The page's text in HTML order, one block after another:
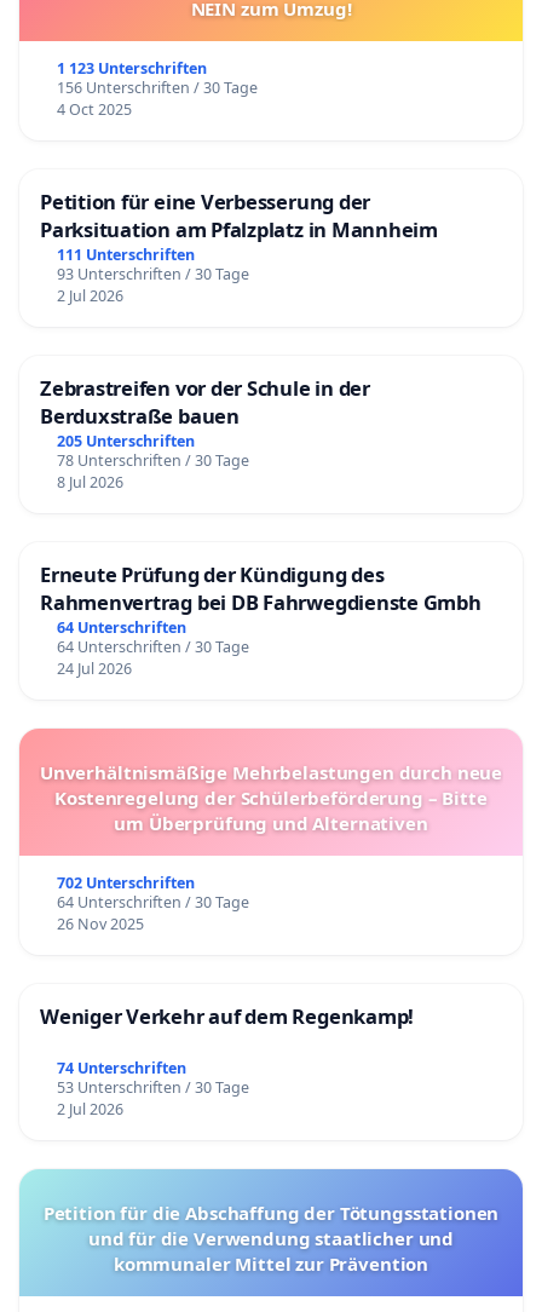
NEIN zum Umzug!
1 123 Unterschriften
156 Unterschriften / 30 Tage
4 Oct 2025
Petition für eine Verbesserung der
Parksituation am Pfalzplatz in Mannheim
111 Unterschriften
93 Unterschriften / 30 Tage
2 Jul 2026
Zebrastreifen vor der Schule in der
Berduxstraße bauen
205 Unterschriften
78 Unterschriften / 30 Tage
8 Jul 2026
Erneute Prüfung der Kündigung des
Rahmenvertrag bei DB Fahrwegdienste Gmbh
64 Unterschriften
64 Unterschriften / 30 Tage
24 Jul 2026
Unverhältnismäßige Mehrbelastungen durch neue
Kostenregelung der Schülerbeförderung – Bitte
um Überprüfung und Alternativen
702 Unterschriften
64 Unterschriften / 30 Tage
26 Nov 2025
Weniger Verkehr auf dem Regenkamp!
74 Unterschriften
53 Unterschriften / 30 Tage
2 Jul 2026
Petition für die Abschaffung der Tötungsstationen
und für die Verwendung staatlicher und
kommunaler Mittel zur Prävention